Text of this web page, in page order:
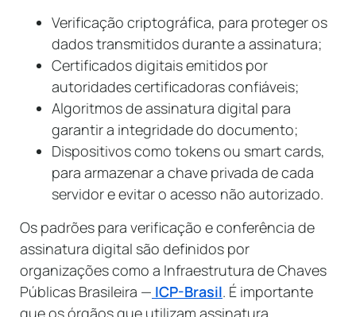
Verificação criptográfica, para proteger os
dados transmitidos durante a assinatura;
Certificados digitais emitidos por
autoridades certificadoras confiáveis;
Algoritmos de assinatura digital para
garantir a integridade do documento;
Dispositivos como tokens ou smart cards,
para armazenar a chave privada de cada
servidor e evitar o acesso não autorizado.
Os padrões para verificação e conferência de
assinatura digital são definidos por
organizações como a Infraestrutura de Chaves
Públicas Brasileira — ICP-Brasil. É importante
que os órgãos que utilizam assinatura